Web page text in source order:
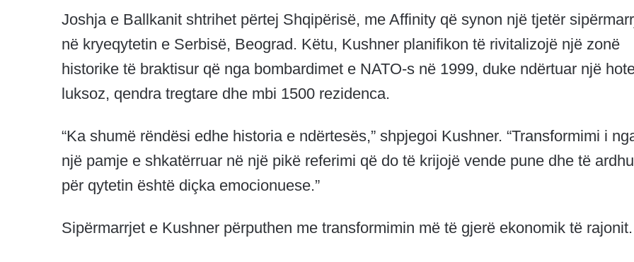
Joshja e Ballkanit shtrihet përtej Shqipërisë, me Affinity që synon një tjetër
në kryeqytetin e Serbisë, Beograd. Këtu, Kushner planifikon të rivitalizojë një zonë
historike të braktisur që nga bombardimet e NATO-s në 1999, duke ndërtuar një
luksoz, qendra tregtare dhe mbi 1500 rezidenca.
“Ka shumë rëndësi edhe historia e ndërtesës,” shpjegoi Kushner. “Transformimi i
një pamje e shkatërruar në një pikë referimi që do të krijojë vende pune dhe të
për qytetin është diçka emocionuese.”
Sipërmarrjet e Kushner përputhen me transformimin më të gjerë ekonomik të rajonit.